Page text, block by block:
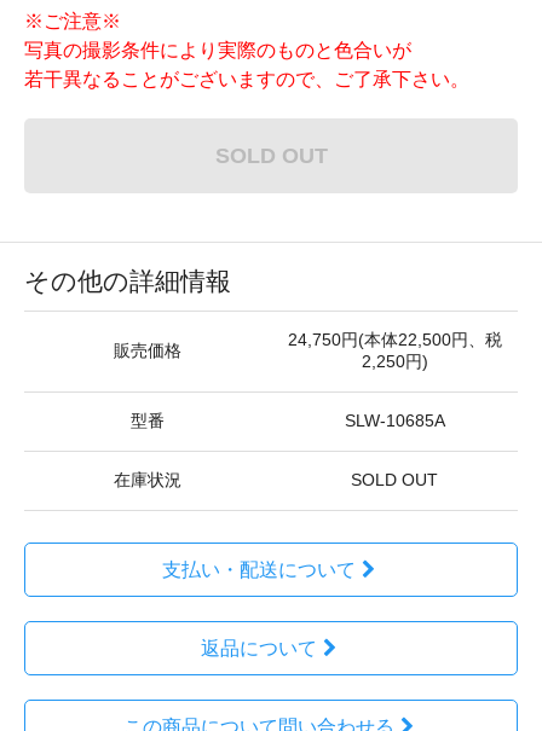
※ご注意※
写真の撮影条件により実際のものと色合いが
若干異なることがございますので、ご了承下さい。
SOLD OUT
その他の詳細情報
販売価格
24,750円(本体22,500円、税
2,250円)
型番 SLW-10685A
在庫状況 SOLD OUT
支払い・配送について
返品について
この商品について問い合わせる